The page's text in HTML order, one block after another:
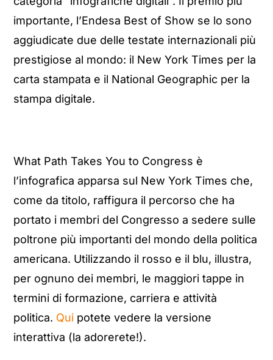
importante, l’Endesa Best of Show se lo sono
aggiudicate due delle testate internazionali più
prestigiose al mondo: il New York Times per la
carta stampata e il National Geographic per la
stampa digitale.
What Path Takes You to Congress è
l’infografica apparsa sul New York Times che,
come da titolo, raffigura il percorso che ha
portato i membri del Congresso a sedere sulle
poltrone più importanti del mondo della politica
americana. Utilizzando il rosso e il blu, illustra,
per ognuno dei membri, le maggiori tappe in
termini di formazione, carriera e attività
politica. Qui potete vedere la versione
interattiva (la adorerete!).